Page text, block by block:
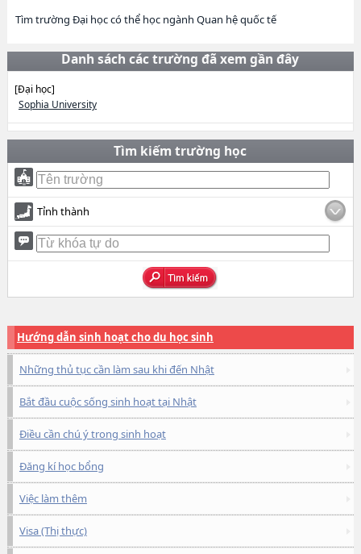
Tìm trường Đại học có thể học ngành Quan hệ quốc tế
Danh sách các trường đã xem gần đây
[Đại học]
Sophia University
Tìm kiếm trường học
Tỉnh thành
Hướng dẫn sinh hoạt cho du học sinh
Những thủ tục cần làm sau khi đến Nhật
Bắt đầu cuộc sống sinh hoạt tại Nhật
Điều cần chú ý trong sinh hoạt
Đăng kí học bổng
Việc làm thêm
Visa (Thị thực)